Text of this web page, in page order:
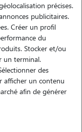
précises.
publicitaires.
Créer un profil
du
Stocker et/ou
un terminal.
des
afficher un contenu
afin de générer